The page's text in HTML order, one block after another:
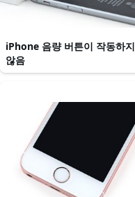
iPhone 음량 버튼이 작동하지
않음